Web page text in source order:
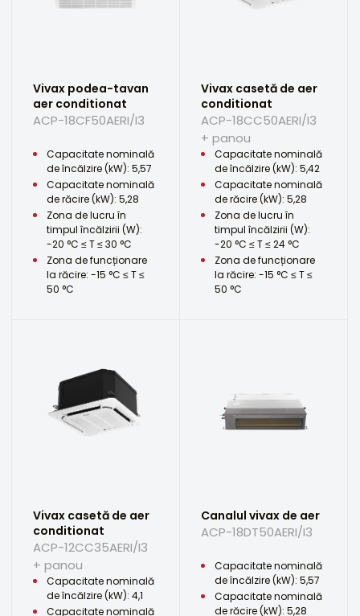
Vivax podea-tavan
aer conditionat
ACP-18CF50AERI/I3
Capacitate nominală
de încălzire (kW): 5,57
Capacitate nominală
de răcire (kW): 5,28
Zona de lucru în
timpul încălzirii (W):
-20 °C ≤ T ≤ 30 °C
Zona de funcționare
la răcire: -15 °C ≤ T ≤
50 °C
Vivax casetă de aer
conditionat
ACP-18CC50AERI/I3
+ panou
Capacitate nominală
de încălzire (kW): 5,42
Capacitate nominală
de răcire (kW): 5,28
Zona de lucru în
timpul încălzirii (W):
-20 °C ≤ T ≤ 24 °C
Zona de funcționare
la răcire: -15 °C ≤ T ≤
50 °C
Vivax casetă de aer
conditionat
ACP-12CC35AERI/I3
+ panou
Capacitate nominală
de încălzire (kW): 4,1
Capacitate nominală
Canalul vivax de aer
ACP-18DT50AERI/I3
Capacitate nominală
de încălzire (kW): 5,57
Capacitate nominală
de răcire (kW): 5,28